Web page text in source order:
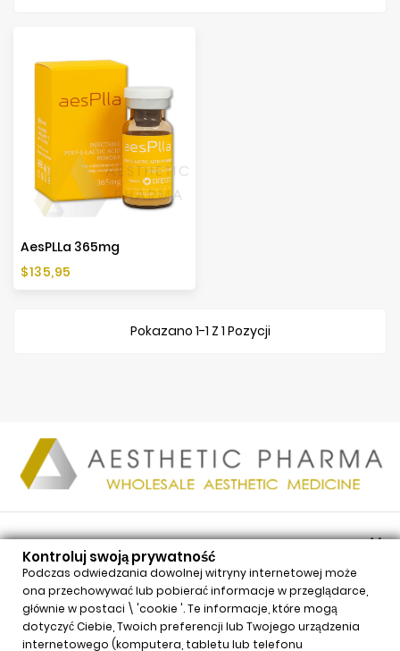
AesPLLa 365mg
Cena
$135,95
Pokazano 1-1 Z 1 Pozycji
PRODUKTY 
NASZA FIRMA
TWOJE KONTO 
INFORMACJE
Kontroluj swoją prywatność
Podczas odwiedzania dowolnej witryny internetowej może
ona przechowywać lub pobierać informacje w przeglądarce,
głównie w postaci \ 'cookie '. Te informacje, które mogą
dotyczyć Ciebie, Twoich preferencji lub Twojego urządzenia
internetowego (komputera, tabletu lub telefonu